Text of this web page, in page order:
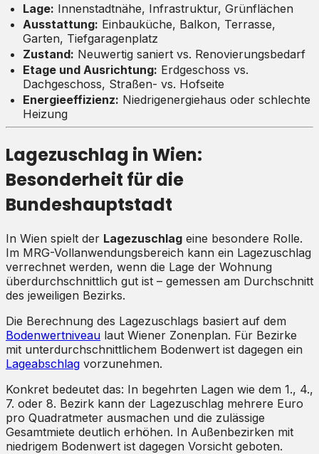
Lage: Innenstadtnähe, Infrastruktur, Grünflächen
Ausstattung: Einbauküche, Balkon, Terrasse,
Garten, Tiefgaragenplatz
Zustand: Neuwertig saniert vs. Renovierungsbedarf
Etage und Ausrichtung: Erdgeschoss vs.
Dachgeschoss, Straßen- vs. Hofseite
Energieeffizienz: Niedrigenergiehaus oder schlechte
Heizung
Lagezuschlag in Wien:
Besonderheit für die
Bundeshauptstadt
In Wien spielt der Lagezuschlag eine besondere Rolle.
Im MRG-Vollanwendungsbereich kann ein Lagezuschlag
verrechnet werden, wenn die Lage der Wohnung
überdurchschnittlich gut ist – gemessen am Durchschnitt
des jeweiligen Bezirks.
Die Berechnung des Lagezuschlags basiert auf dem
Bodenwertniveau laut Wiener Zonenplan. Für Bezirke
mit unterdurchschnittlichem Bodenwert ist dagegen ein
Lageabschlag vorzunehmen.
Konkret bedeutet das: In begehrten Lagen wie dem 1., 4.,
7. oder 8. Bezirk kann der Lagezuschlag mehrere Euro
pro Quadratmeter ausmachen und die zulässige
Gesamtmiete deutlich erhöhen. In Außenbezirken mit
niedrigem Bodenwert ist dagegen Vorsicht geboten.